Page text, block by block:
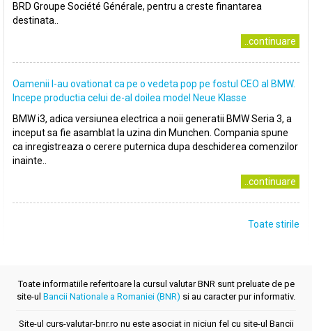
BRD Groupe Société Générale, pentru a creste finantarea
destinata..
..continuare
Oamenii l-au ovationat ca pe o vedeta pop pe fostul CEO al BMW.
Incepe productia celui de-al doilea model Neue Klasse
BMW i3, adica versiunea electrica a noii generatii BMW Seria 3, a
inceput sa fie asamblat la uzina din Munchen. Compania spune
ca inregistreaza o cerere puternica dupa deschiderea comenzilor
inainte..
..continuare
Toate stirile
Toate informatiile referitoare la cursul valutar BNR sunt preluate de pe
site-ul Bancii Nationale a Romaniei (BNR) si au caracter pur informativ.
Site-ul curs-valutar-bnr.ro nu este asociat in niciun fel cu site-ul Bancii